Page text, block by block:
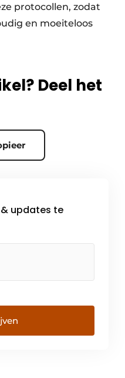
protocollen, zodat
en moeiteloos
Deel het
updates te